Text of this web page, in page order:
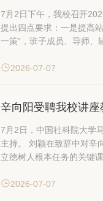
7月2日下午，我校召开2026届
提出四点要求：一是提高
一策”，班子成员、导师、
2026-07-07
辛向阳受聘我校讲
7月2日，中国社科院大学
主持。 刘颖在致辞中对辛向阳受聘我校讲座教授表示诚挚欢迎。她提到，首经贸建校70年来始终秉承为党育人、为国育才的初心使命，思政课是落实
立德树人根本任务的关键
2026-07-07